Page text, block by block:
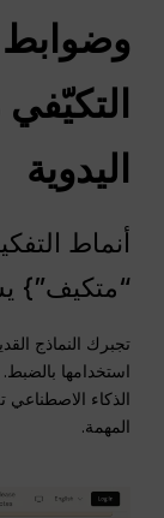
وضوابط
التكيّفي
اليدوية
أنماط
“متكيف”}
تجبرك النماذج
الذكاء الاصطناعي
المهمة.